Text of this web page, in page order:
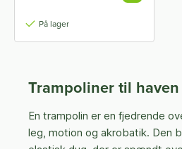
På lager
Trampoliner til haven
En trampolin er en fjedrende
leg, motion og akrobatik. Den